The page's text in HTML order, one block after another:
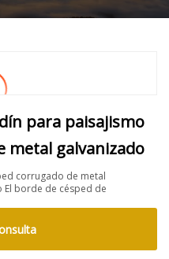
para paisajismo
metal galvanizado
corrugado de metal
borde de césped de